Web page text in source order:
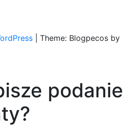
Theme: Blogpecos by
podanie